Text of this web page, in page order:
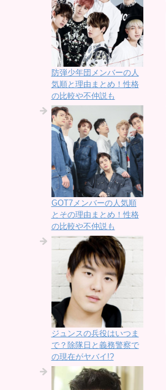
防弾少年団メンバーの人
気順と理由まとめ！性格
の比較や不仲説も
GOT7メンバーの人気順
とその理由まとめ！性格
の比較や不仲説も
ジュンスの兵役はいつま
で？除隊日と義務警察で
の現在がヤバイ!?